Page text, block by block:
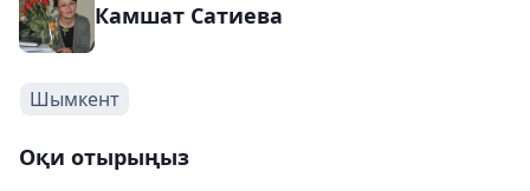
Камшат Сатиева
Шымкент
Оқи отырыңыз